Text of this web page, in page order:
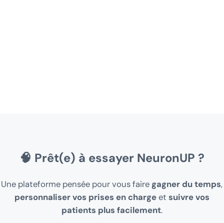
🧠 Prêt(e) à essayer NeuronUP ?
Une plateforme pensée pour vous faire gagner du temps,
personnaliser vos prises en chargeet suivre vos
patients plus facilement.